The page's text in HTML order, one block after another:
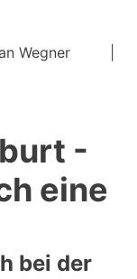
Wegner
-
eine
bei der